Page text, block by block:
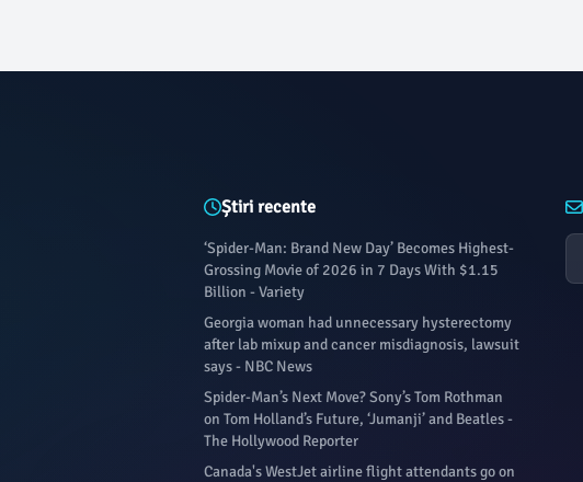
Știri recente
‘Spider-Man: Brand New Day’ Becomes Highest-
Grossing Movie of 2026 in 7 Days With $1.15
Billion - Variety
Georgia woman had unnecessary hysterectomy
after lab mixup and cancer misdiagnosis, lawsuit
says - NBC News
Spider-Man’s Next Move? Sony’s Tom Rothman
on Tom Holland’s Future, ‘Jumanji’ and Beatles -
The Hollywood Reporter
Canada's WestJet airline flight attendants go on